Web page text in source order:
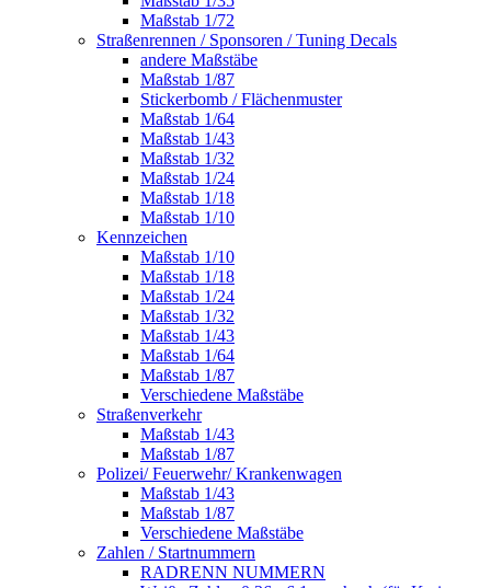
Maßstab 1/72
Straßenrennen / Sponsoren / Tuning Decals
andere Maßstäbe
Maßstab 1/87
Stickerbomb / Flächenmuster
Maßstab 1/64
Maßstab 1/43
Maßstab 1/32
Maßstab 1/24
Maßstab 1/18
Maßstab 1/10
Kennzeichen
Maßstab 1/10
Maßstab 1/18
Maßstab 1/24
Maßstab 1/32
Maßstab 1/43
Maßstab 1/64
Maßstab 1/87
Verschiedene Maßstäbe
Straßenverkehr
Maßstab 1/43
Maßstab 1/87
Polizei/ Feuerwehr/ Krankenwagen
Maßstab 1/43
Maßstab 1/87
Verschiedene Maßstäbe
Zahlen / Startnummern
RADRENN NUMMERN